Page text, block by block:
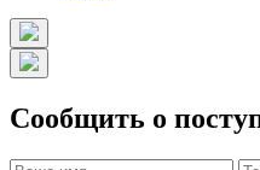
Сообщить о